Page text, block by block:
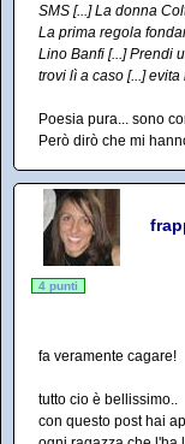
SMS [...] La donna
La prima regola
Lino Banfi [...] Prendi
trovi lì a caso [...] evita
Poesia pura... sono
Però dirò che mi
4 punti
fa veramente cagare!
tutto cio è bellissimo..
con questo post hai